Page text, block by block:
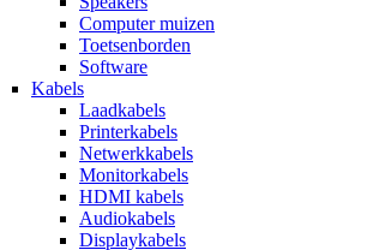
Computer muizen
Toetsenborden
Software
Kabels
Laadkabels
Printerkabels
Netwerkkabels
Monitorkabels
HDMI kabels
Audiokabels
Displaykabels